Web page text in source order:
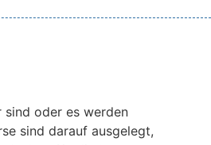
sind oder es werden
sind darauf ausgelegt,